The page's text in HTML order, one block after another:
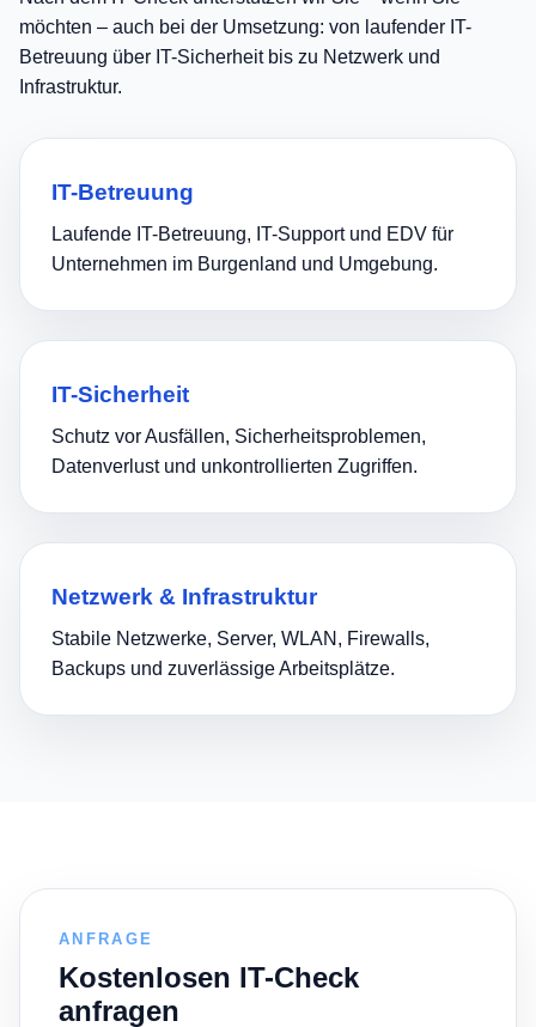
möchten – auch bei der Umsetzung: von laufender IT-
Betreuung über IT-Sicherheit bis zu Netzwerk und
Infrastruktur.
IT-Betreuung
Laufende IT-Betreuung, IT-Support und EDV für
Unternehmen im Burgenland und Umgebung.
IT-Sicherheit
Schutz vor Ausfällen, Sicherheitsproblemen,
Datenverlust und unkontrollierten Zugriffen.
Netzwerk & Infrastruktur
Stabile Netzwerke, Server, WLAN, Firewalls,
Backups und zuverlässige Arbeitsplätze.
ANFRAGE
Kostenlosen IT-Check
anfragen